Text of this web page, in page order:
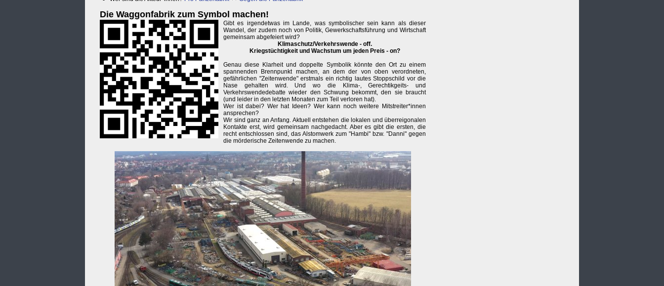
Die Waggonfabrik zum Symbol machen!
Gibt es irgendetwas im Lande, was symbolischer sein kann als dieser
Wandel, der zudem noch von Politik, Gewerkschaftsführung und Wirtschaft
gemeinsam abgefeiert wird?
Klimaschutz/Verkehrswende - off.
Kriegstüchtigkeit und Wachstum um jeden Preis - on?
Genau diese Klarheit und doppelte Symbolik könnte den Ort zu einem
spannenden Brennpunkt machen, an dem der von oben verordneten,
gefährlichen "Zeitenwende" erstmals ein richtig lautes Stoppschild vor die
Nase gehalten wird. Und wo die Klima-, Gerechtikgeits- und
Verkehrswendedebatte wieder den Schwung bekommt, den sie braucht
(und leider in den letzten Monaten zum Teil verloren hat).
Wer ist dabei? Wer hat Ideen? Wer kann noch weitere Mitstreiter*innen
ansprechen?
Wir sind ganz an Anfang. Aktuell entstehen die lokalen und überreigonalen
Kontakte erst, wird gemeinsam nachgedacht. Aber es gibt die ersten, die
recht entschlossen sind, das Alstomwerk zum "Hambi" bzw. "Danni" gegen
die mörderische Zeitenwende zu machen.